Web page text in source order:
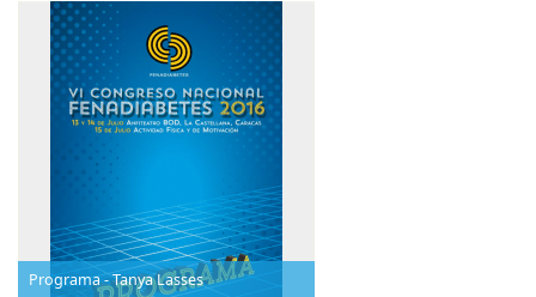
Programa - Tanya Lasses